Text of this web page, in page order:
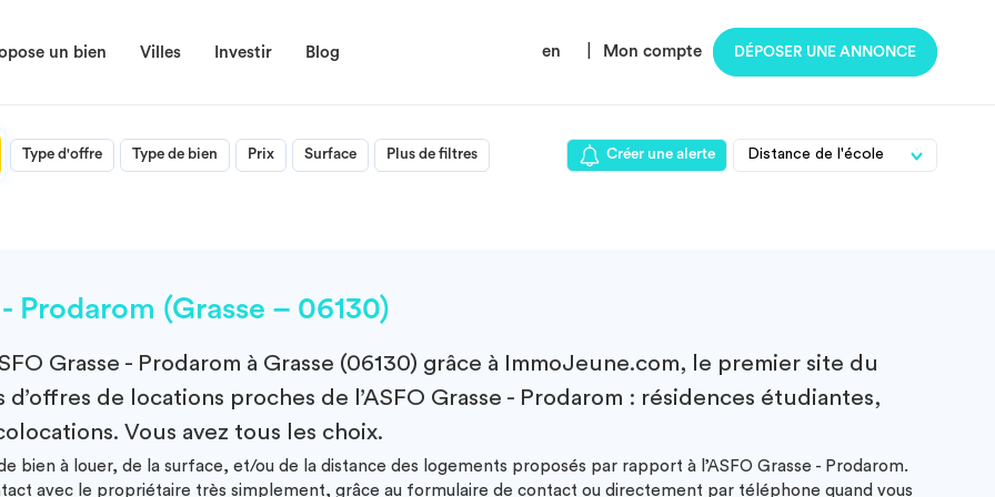
un bien Villes Investir Blog en Mon compte DÉPOSER UNE ANNONCE
Type d'offre Type de bien Prix Surface Plus de filtres Créer une alerte
Prodarom (Grasse – 06130)
Grasse - Prodarom à Grasse (06130) grâce à ImmoJeune.com, le premier site du
de locations proches de l’ASFO Grasse - Prodarom : résidences étudiantes,
Vous avez tous les choix.
à louer, de la surface, et/ou de la distance des logements proposés par rapport à l’ASFO Grasse - Prodarom.
avec le propriétaire très simplement, grâce au formulaire de contact ou directement par téléphone quand vous